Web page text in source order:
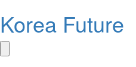
Korea Future